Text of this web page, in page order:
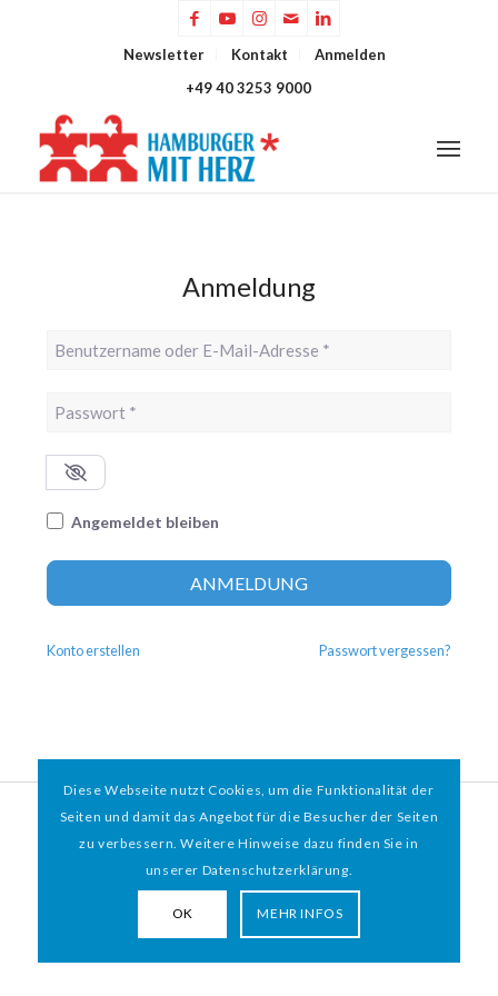
Newsletter Kontakt
Anmelden
+49 40 3253 9000
Anmeldung
Benutzername oder E-Mail-Adresse
Passwort *
Angemeldet bleiben
ANMELDUNG
Konto erstellen Passwort vergessen?
© 2026 HAMBURGER*MIT HERZ e.V. | WEBDESIGN BY WEBIGAMI
Diese Webseite nutzt Cookies, um die Funktionalität der
Seiten und damit das Angebot für die Besucher der Seiten
zu verbessern. Weitere Hinweise dazu finden Sie in
unserer Datenschutzerklärung.
OK MEHR INFOS